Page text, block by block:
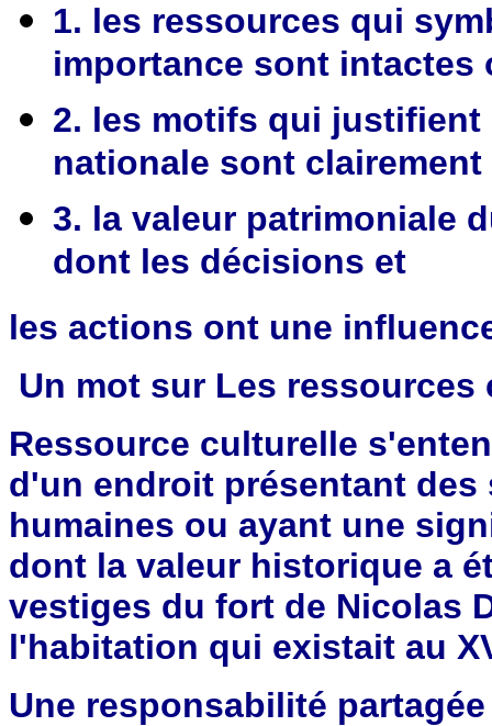
1. les ressources qui
importance sont intactes
2. les motifs qui
nationale sont
3. la valeur patrimoniale
dont les décisions et
les actions ont une
Un mot sur Les ressources
Ressource culturelle
d'un endroit présentant
humaines ou ayant une
dont la valeur historique a
vestiges du fort de Nicolas
l'habitation qui existait au
Une responsabilité partagée